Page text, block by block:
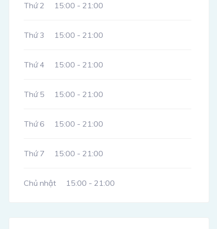
Thứ 2 15:00 - 21:00
Thứ 3 15:00 - 21:00
Thứ 4 15:00 - 21:00
Thứ 5 15:00 - 21:00
Thứ 6 15:00 - 21:00
Thứ 7 15:00 - 21:00
Chủ nhật 15:00 - 21:00